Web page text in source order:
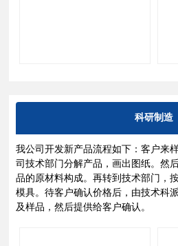
科研制造
我公司开发新产品流程如下：客户来
司技术部门分解产品，画出图纸。然
品的原材料构成。再转到技术部门，
模具。待客户确认价格后，由技术科
及样品，然后提供给客户确认。